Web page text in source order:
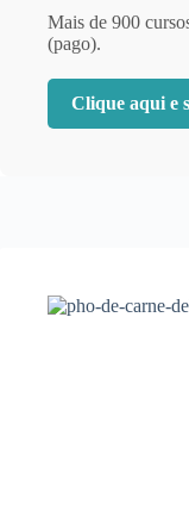
Mais de 900
(pago).
Clique aqui e